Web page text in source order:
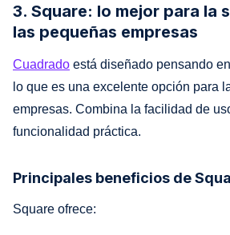
3. Square: lo mejor para la
las pequeñas empresas
Cuadrado está diseñado pensando
lo que es una excelente opción para
empresas. Combina la facilidad de
funcionalidad práctica.
Principales beneficios de
Square ofrece: